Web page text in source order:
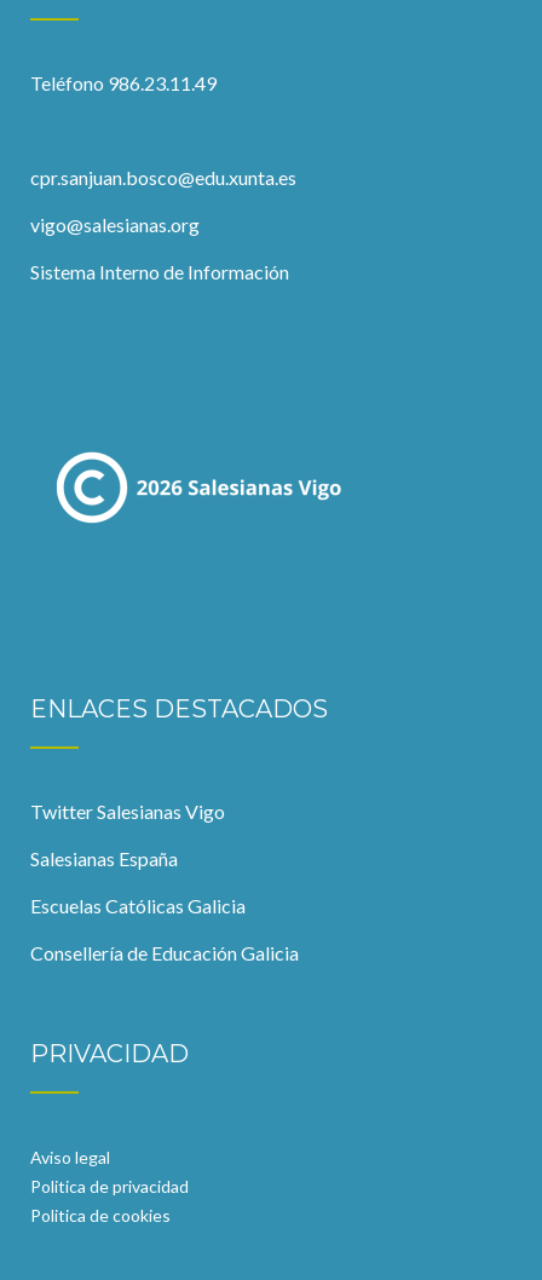
Teléfono 986.23.11.49
cpr.sanjuan.bosco@edu.xunta.es
vigo@salesianas.org
Sistema Interno de Información
ENLACES DESTACADOS
Twitter Salesianas Vigo
Salesianas España
Escuelas Católicas Galicia
Consellería de Educación Galicia
PRIVACIDAD
Aviso legal
Politica de privacidad
Politica de cookies